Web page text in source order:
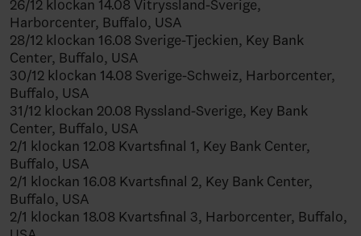
26/12 klockan 14.08 Vitryssland-Sverige,
Harborcenter, Buffalo, USA
28/12 klockan 16.08 Sverige-Tjeckien, Key Bank
Center, Buffalo, USA
30/12 klockan 14.08 Sverige-Schweiz, Harborcenter,
Buffalo, USA
31/12 klockan 20.08 Ryssland-Sverige, Key Bank
Center, Buffalo, USA
2/1 klockan 12.08 Kvartsfinal 1, Key Bank Center,
Buffalo, USA
2/1 klockan 16.08 Kvartsfinal 2, Key Bank Center,
Buffalo, USA
2/1 klockan 18.08 Kvartsfinal 3, Harborcenter, Buffalo,